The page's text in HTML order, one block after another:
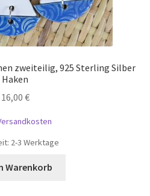
zweiteilig, 925 Sterling Silber
Haken
16,00 €
2-3 Werktage
Warenkorb